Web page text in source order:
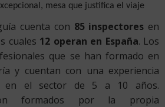
mesa que justifica el viaje
cuenta con 85 inspectores en
cuales 12 operan en España. Los
que se han formado en
y cuentan con una experiencia
en el sector de 5 a 10 años.
formados por la propia